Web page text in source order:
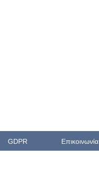
GDPR Επικοινωνία